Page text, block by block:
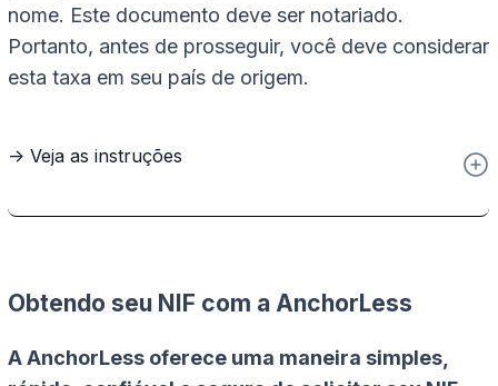
nome. Este documento deve ser notariado.
Portanto, antes de prosseguir, você deve considerar
esta taxa em seu país de origem.
-> Veja as instruções
Obtendo seu NIF com a AnchorLess
A AnchorLess oferece uma maneira simples,